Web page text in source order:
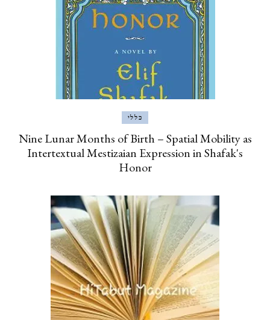
כללי
Nine Lunar Months of Birth – Spatial Mobility as
Intertextual Mestizaian Expression in Shafak's
Honor